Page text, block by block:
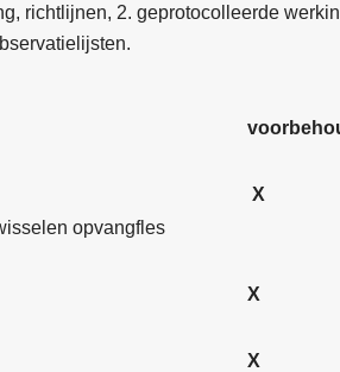
richtlijnen, 2. geprotocolleerde
X
opvangfles
X
X